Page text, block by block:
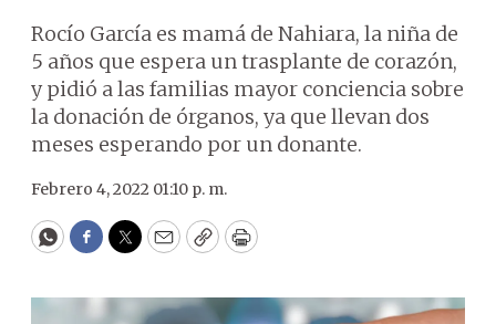
Rocío García es mamá de Nahiara, la niña de
5 años que espera un trasplante de corazón,
y pidió a las familias mayor conciencia sobre
la donación de órganos, ya que llevan dos
meses esperando por un donante.
Febrero 4, 2022 01:10 p. m.
WhatsApp
Facebook
Twitter
EmailCopyPrint